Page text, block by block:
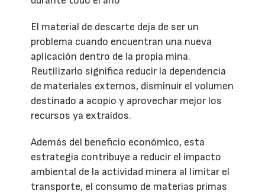
El material de descarte deja de ser un
problema cuando encuentran una nueva
aplicación dentro de la propia mina.
Reutilizarlo significa reducir la dependencia
de materiales externos, disminuir el volumen
destinado a acopio y aprovechar mejor los
recursos ya extraídos.
Además del beneficio económico, esta
estrategia contribuye a reducir el impacto
ambiental de la actividad minera al limitar el
transporte, el consumo de materias primas